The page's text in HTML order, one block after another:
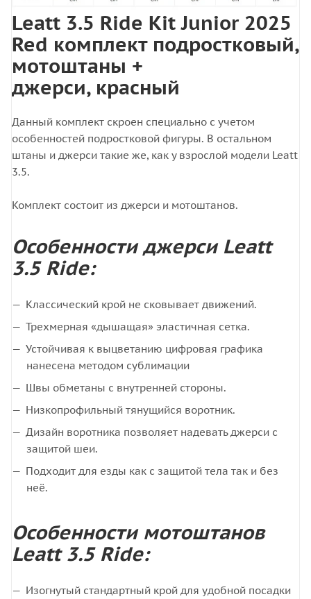
Leatt 3.5 Ride Kit Junior 2025
Red комплект подростковый,
мотоштаны +
джерси, красный
Данный комплект скроен специально с учетом
особенностей подростковой фигуры. В остальном
штаны и джерси такие же, как у взрослой модели Leatt
3.5.
Комплект состоит из джерси и мотоштанов.
Особенности джерси Leatt
3.5 Ride:
Классический крой не сковывает движений.
Трехмерная «дышащая» эластичная сетка.
Устойчивая к выцветанию цифровая графика
нанесена методом сублимации
Швы обметаны с внутренней стороны.
Низкопрофильный тянущийся воротник.
Дизайн воротника позволяет надевать джерси с
защитой шеи.
Подходит для езды как с защитой тела так и без
неё.
Особенности мотоштанов
Leatt 3.5 Ride:
Изогнутый стандартный крой для удобной посадки